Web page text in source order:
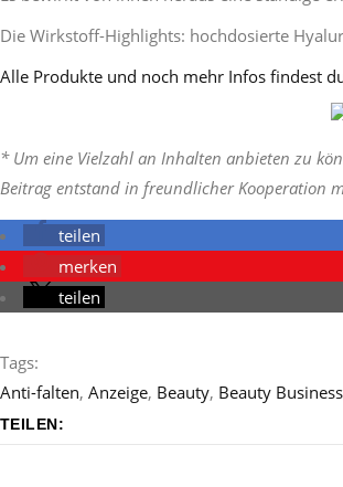
Die Wirkstoff-Highlights: hochdosierte
Alle Produkte und noch mehr Infos findest
* Um eine Vielzahl an Inhalten anbieten zu
Beitrag entstand in freundlicher Kooperation
teilen
merken
teilen
Tags:
Anti-falten, Anzeige, Beauty, Beauty Business
TEILEN: